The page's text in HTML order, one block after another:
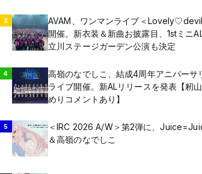
3
AVAM、ワンマンライブ＜
開催。新衣装＆新曲お披露目、1stミニ
立川ステージガーデン公演も決定
4
高嶺のなでしこ、結成4周年アニバーサ
ライブ開催。新ALリリースを発表【籾
めりコメントあり】
5
＜IRC 2026 A/W＞第2弾に、
＆高嶺のなでしこ